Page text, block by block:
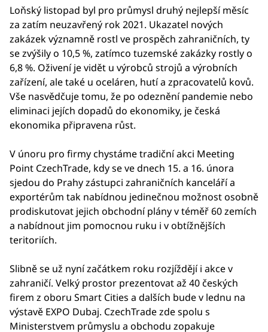
Loňský listopad byl pro průmysl druhý nejlepší měsíc
za zatím neuzavřený rok 2021. Ukazatel nových
zakázek významně rostl ve prospěch zahraničních, ty
se zvýšily o 10,5 %, zatímco tuzemské zakázky rostly o
6,8 %. Oživení je vidět u výrobců strojů a výrobních
zařízení, ale také u oceláren, hutí a zpracovatelů kovů.
Vše nasvědčuje tomu, že po odeznění pandemie nebo
eliminaci jejích dopadů do ekonomiky, je česká
ekonomika připravena růst.
V únoru pro firmy chystáme tradiční akci Meeting
Point CzechTrade, kdy se ve dnech 15. a 16. února
sjedou do Prahy zástupci zahraničních kanceláří a
exportérům tak nabídnou jedinečnou možnost osobně
prodiskutovat jejich obchodní plány v téměř 60 zemích
a nabídnout jim pomocnou ruku i v obtížnějších
teritoriích.
Slibně se už nyní začátkem roku rozjíždějí i akce v
zahraničí. Velký prostor prezentovat až 40 českých
firem z oboru Smart Cities a dalších bude v lednu na
výstavě EXPO Dubaj. CzechTrade zde spolu s
Ministerstvem průmyslu a obchodu zopakuje